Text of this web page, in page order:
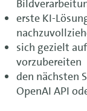
erste KI-
sich gezielt
vorzubereiten
den nächsten
OpenAI API